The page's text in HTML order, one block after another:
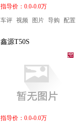
指导价：0.0-0.0万
车评 视频 图片 导购 配置
鑫源T50S
指导价：0.0-0.0万